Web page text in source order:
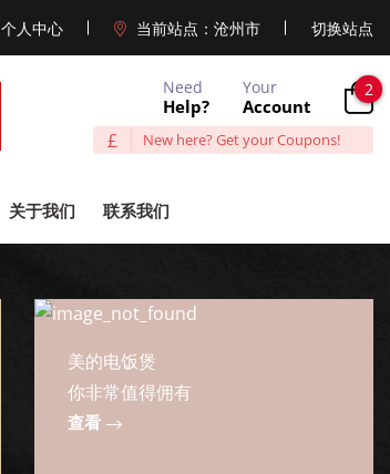
个人中心 当前站点： 沧州市 切换站点
Need
Help?
Your
Account
2
£ New here? Get your Coupons!
关于我们 联系我们
美的电饭煲
你非常值得佣有
查看